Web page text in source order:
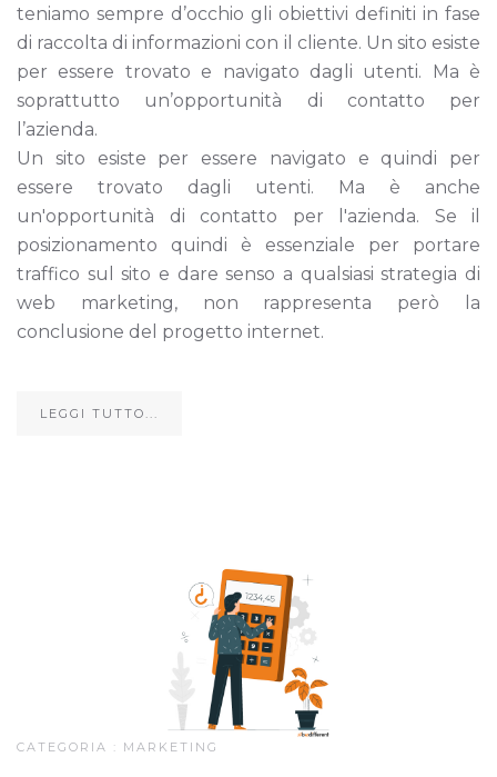
teniamo sempre d’occhio gli obiettivi definiti in fase
di raccolta di informazioni con il cliente. Un sito esiste
per essere trovato e navigato dagli utenti. Ma è
soprattutto un’opportunità di contatto per
l’azienda.
Un sito esiste per essere navigato e quindi per
essere trovato dagli utenti. Ma è anche
un'opportunità di contatto per l'azienda. Se il
posizionamento quindi è essenziale per portare
traffico sul sito e dare senso a qualsiasi strategia di
web marketing, non rappresenta però la
conclusione del progetto internet.
LEGGI TUTTO...
CATEGORIA : MARKETING